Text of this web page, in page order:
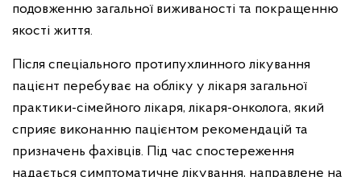
подовженню загальної виживаності та покращенню
якості життя.
Після спеціального протипухлинного лікування
пацієнт перебуває на обліку у лікаря загальної
практики-сімейного лікаря, лікаря-онколога, який
сприяє виконанню пацієнтом рекомендацій та
призначень фахівців. Під час спостереження
надається симптоматичне лікування, направлене на